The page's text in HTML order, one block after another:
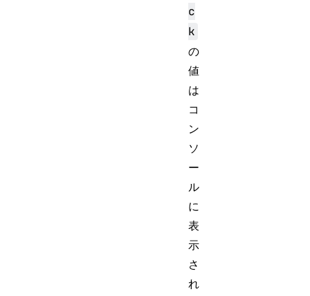
c
k
の
値
は
コ
ン
ソ
ー
ル
に
表
示
さ
れ